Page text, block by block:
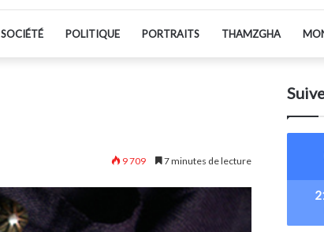
SOCIÉTÉ POLITIQUE PORTRAITS THAMZGHA
9 709 7 minutes de lecture